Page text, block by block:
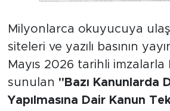
Milyonlarca okuyucuya
siteleri ve yazılı basının
Mayıs 2026 tarihli imzalarla
sunulan "Bazı Kanunlarda
Yapılmasına Dair Kanun